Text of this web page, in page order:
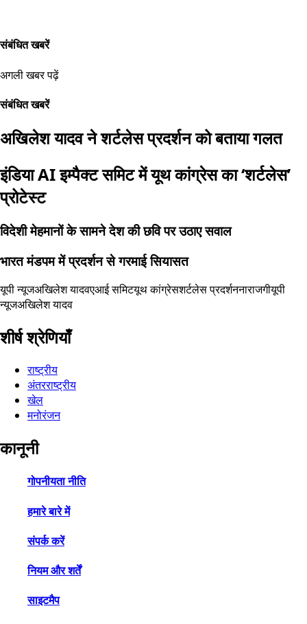
संबंधित खबरें
अगली खबर पढ़ें
संबंधित खबरें
अखिलेश यादव ने शर्टलेस प्रदर्शन को बताया गलत
इंडिया AI इम्पैक्ट समिट में यूथ कांग्रेस का ‘शर्टलेस’
प्रोटेस्ट
विदेशी मेहमानों के सामने देश की छवि पर उठाए सवाल
भारत मंडपम में प्रदर्शन से गरमाई सियासत
यूपी न्यूजअखिलेश यादवएआई समिटयूथ कांग्रेसशर्टलेस प्रदर्शननाराजगीयूपी
न्यूजअखिलेश यादव
शीर्ष श्रेणियाँ
राष्ट्रीय
अंतरराष्ट्रीय
खेल
मनोरंजन
कानूनी
गोपनीयता नीति
हमारे बारे में
संपर्क करें
नियम और शर्तें
साइटमैप